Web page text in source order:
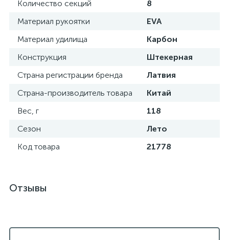
Количество секций
8
Материал рукоятки
EVA
Материал удилища
Карбон
Конструкция
Штекерная
Страна регистрации бренда
Латвия
Страна-производитель товара
Китай
Вес, г
118
Сезон
Лето
Код товара
21778
Отзывы